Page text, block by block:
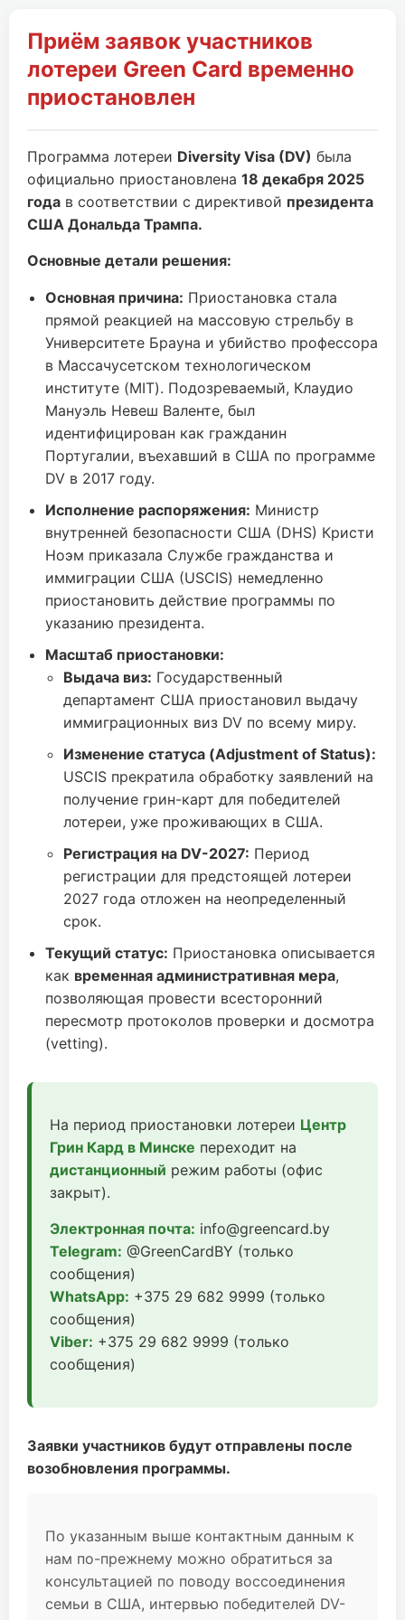
Приём заявок участников
лотереи Green Card временно
приостановлен
Программа лотереи Diversity Visa (DV) была
официально приостановлена 18 декабря 2025
года в соответствии с директивой президента
США Дональда Трампа.
Основные детали решения:
Основная причина: Приостановка стала
прямой реакцией на массовую стрельбу в
Университете Брауна и убийство профессора
в Массачусетском технологическом
институте (MIT). Подозреваемый, Клаудио
Мануэль Невеш Валенте, был
идентифицирован как гражданин
Португалии, въехавший в США по программе
DV в 2017 году.
Исполнение распоряжения: Министр
внутренней безопасности США (DHS) Кристи
Ноэм приказала Службе гражданства и
иммиграции США (USCIS) немедленно
приостановить действие программы по
указанию президента.
Масштаб приостановки:
Выдача виз: Государственный
департамент США приостановил выдачу
иммиграционных виз DV по всему миру.
Изменение статуса (Adjustment of Status):
USCIS прекратила обработку заявлений на
получение грин-карт для победителей
лотереи, уже проживающих в США.
Регистрация на DV-2027: Период
регистрации для предстоящей лотереи
2027 года отложен на неопределенный
срок.
Текущий статус: Приостановка описывается
как временная административная мера,
позволяющая провести всесторонний
пересмотр протоколов проверки и досмотра
(vetting).
На период приостановки лотереи Центр
Грин Кард в Минске переходит на
дистанционный режим работы (офис
закрыт).
Электронная почта: info@greencard.by
Telegram: @GreenCardBY (только
сообщения)
WhatsApp: +375 29 682 9999 (только
сообщения)
Viber: +375 29 682 9999 (только
сообщения)
Заявки участников будут отправлены после
возобновления программы.
По указанным выше контактным данным к
нам по-прежнему можно обратиться за
консультацией по поводу воссоединения
семьи в США, интервью победителей DV-